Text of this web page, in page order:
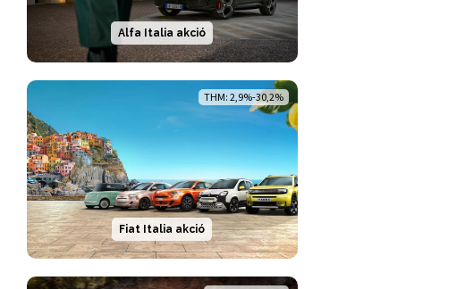
Alfa Italia akció
THM: 2,9%-30,2%
Fiat Italia akció